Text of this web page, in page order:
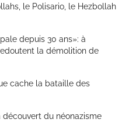
le Polisario, le Hezbollah
depuis 30 ans»: à
la démolition de
cache la bataille des
du néonazisme